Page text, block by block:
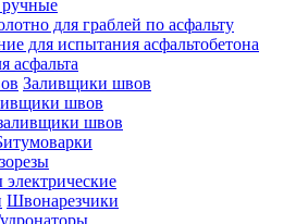
для граблей по асфальту
для испытания асфальтобетона
асфальта
Заливщики швов
швов
швов
электрические
Швонарезчики